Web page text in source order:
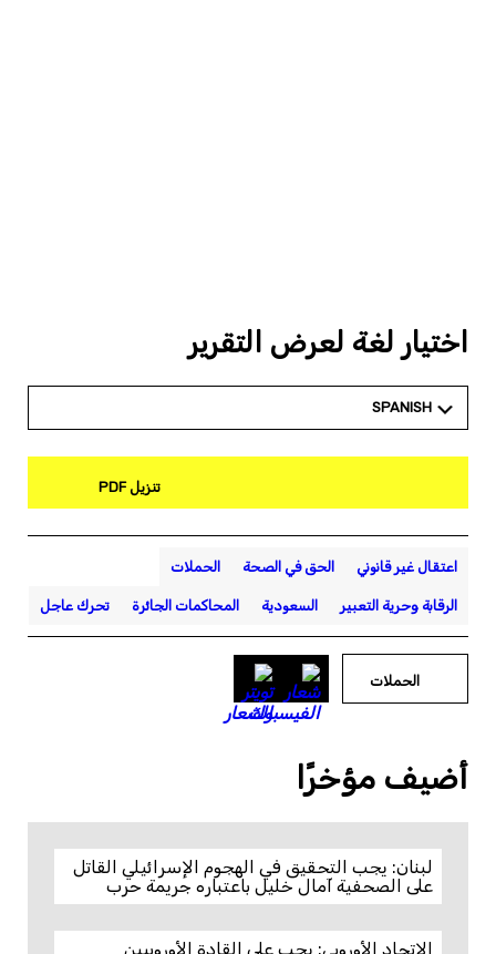
اختيار لغة لعرض التقرير
SPANISH
تنزيل PDF
اعتقال غير قانوني الحق في الصحة الحملات
الرقابة وحرية التعبير السعودية المحاكمات الجائرة تحرك عاجل
الحملات
أضيف مؤخرًا
لبنان: يجب التحقيق في الهجوم الإسرائيلي القاتل
على الصحفية آمال خليل باعتباره جريمة حرب
الاتحاد الأوروبي: يجب على القادة الأوروبيين